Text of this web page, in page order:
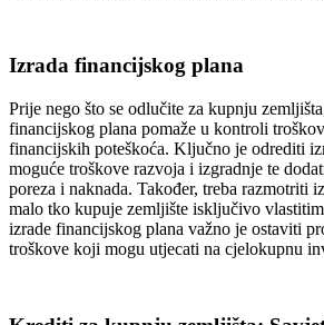
Izrada financijskog plana
Prije nego što se odlučite za kupnju
financijskog plana pomaže u kontroli
financijskih poteškoća. Ključno je odrediti
moguće troškove razvoja i izgradnje te
poreza i naknada. Također, treba razmotriti
malo tko kupuje zemljište isključivo
izrade financijskog plana važno je ostaviti
troškove koji mogu utjecati na cjelokupnu